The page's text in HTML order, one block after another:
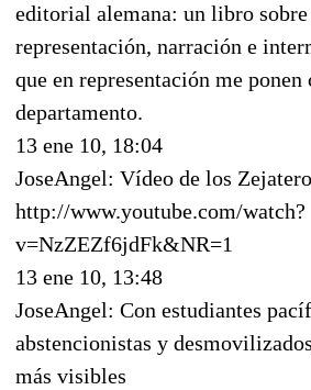
editorial alemana: un libro
representación, narración e
que en representación me ponen
departamento.
13 ene 10, 18:04
JoseAngel: Vídeo de los
http://www.youtube.com/watch?
v=NzZEZf6jdFk&NR=1
13 ene 10, 13:48
JoseAngel: Con estudiantes
abstencionistas y
más visibles